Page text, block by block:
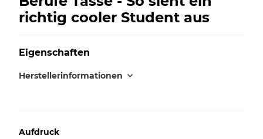
richtig cooler Student aus
Eigenschaften
Herstellerinformationen
Aufdruck